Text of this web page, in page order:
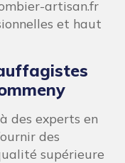
artisan.fr
et haut
des experts en
des
supérieure